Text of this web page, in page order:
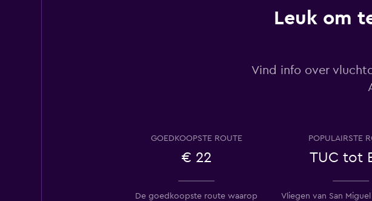
Leuk om
Vind info over
GOEDKOOPSTE ROUTE
€ 22
POPULAIRSTE
TUC tot
De goedkoopste route waarop
Vliegen van San